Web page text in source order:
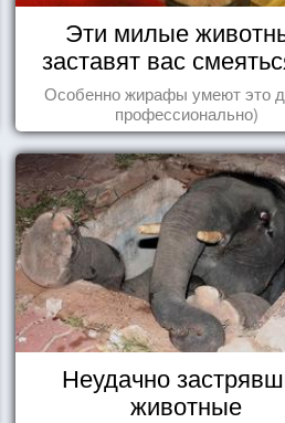
Эти милые
заставят вас
упаду!
Особенно жирафы умеют это
профессионально)
Неудачно
животные